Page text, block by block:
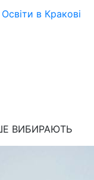
Освіти в Кракові
ВИБИРАЮТЬ